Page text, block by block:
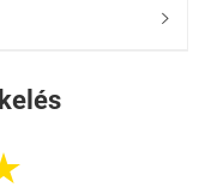
